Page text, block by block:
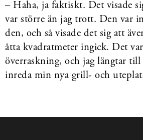
– Haha, ja faktiskt. Det visade
var större än jag trott. Den var
den, och så visade det sig att
åtta kvadratmeter ingick. Det
överraskning, och jag längtar till
inreda min nya grill- och